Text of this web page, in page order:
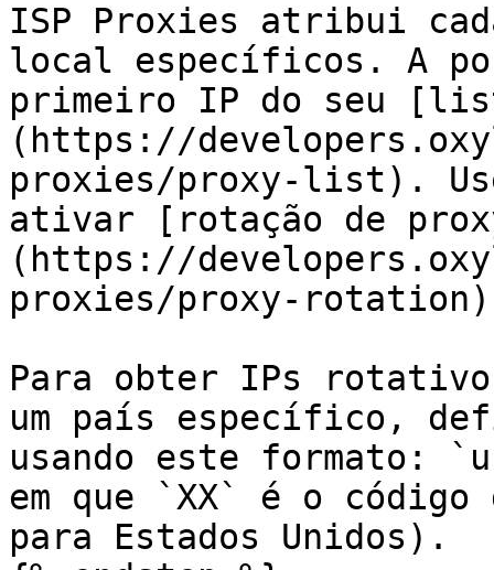
ISP Proxies atribui
local específicos. A
primeiro IP do seu
(https://
proxies/proxy-list).
ativar [rotação de
(https://
proxies/proxy-
Para obter IPs
um país específico,
usando este formato:
em que `XX` é o
para Estados Unidos).